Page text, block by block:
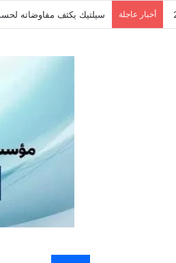
أخبار عاجلة الزمالك يرفض رحيل خوان